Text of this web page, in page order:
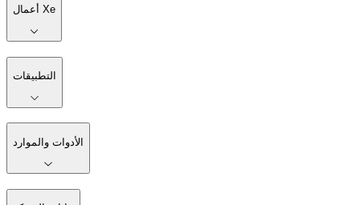
أعمال Xe
التطبيقات
الأدوات والموارد